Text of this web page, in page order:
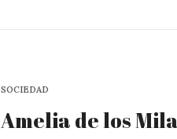
SOCIEDAD
Amelia de los